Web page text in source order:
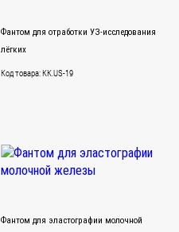
Фантом для отработки УЗ-исследования
лёгких
Код товара: KK.US-19
Фантом для эластографии молочной